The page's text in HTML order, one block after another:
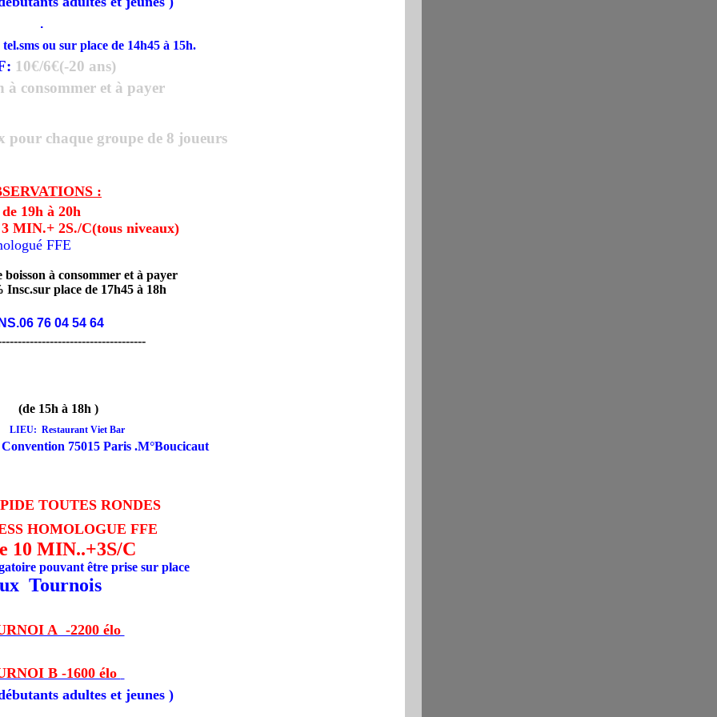
.
ou sur place de 14h45 à 15h.
10€/6€(-20 ans)
à consommer et à payer
pour chaque groupe de 8 joueurs
:
de 19h à 20h
MIN.+ 2S./C(tous niveaux)
FFE
à consommer et à payer
place de 17h45 à 18h
76 04 54 64
(de 15h à 18h )
Restaurant Viet Bar
75015 Paris .M°Boucicaut
TOUTES RONDES
HOMOLOGUE FFE
10 MIN..+3S/C
pouvant être prise sur place
Tournois
A -2200 élo
B -1600 élo
adultes et jeunes)